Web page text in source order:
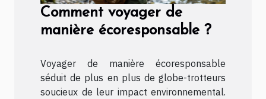
Comment voyager de
manière écoresponsable ?
Voyager de manière écoresponsable
séduit de plus en plus de globe-trotteurs
soucieux de leur impact environnemental.